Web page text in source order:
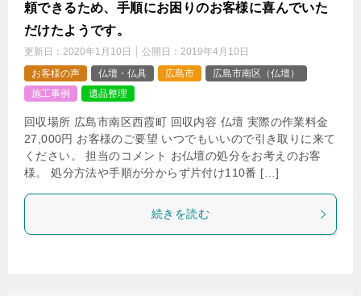
頼できるため、手順にお困りのお客様に喜んでいた
だけたようです。
更新日： 2020年1月10日 公開日： 2019年4月10日
お客様の声
仏壇・仏具 広島市
広島市南区（仏壇）
施工事例
遺品整理
回収場所 広島市南区西霞町 回収内容 仏壇 実際の作業料金
27,000円 お客様のご要望 いつでもいいので引き取りに来て
ください。 担当のコメント お仏壇の処分をお考えのお客
様。 処分方法や手順が分からず片付け110番 […]
続きを読む